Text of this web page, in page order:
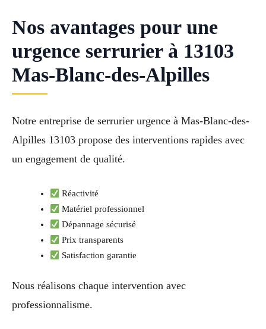
Nos avantages pour une
urgence serrurier à 13103
Mas-Blanc-des-Alpilles
Notre entreprise de serrurier urgence à Mas-Blanc-des-
Alpilles 13103 propose des interventions rapides avec
un engagement de qualité.
Réactivité
Matériel professionnel
Dépannage sécurisé
Prix transparents
Satisfaction garantie
Nous réalisons chaque intervention avec
professionnalisme.